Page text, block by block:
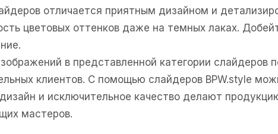
отличается приятным дизайном и
цветовых оттенков даже на темных лаках.
в представленной категории слайдеров
клиентов. С помощью слайдеров BPW.style
и исключительное качество делают
мастеров.